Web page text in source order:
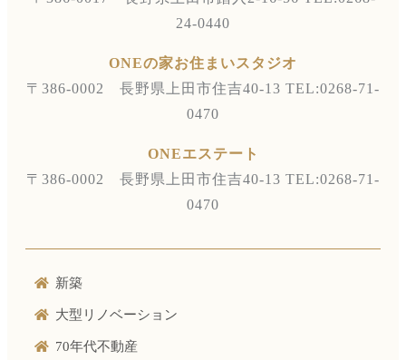
24-0440
ONEの家お住まいスタジオ
〒386-0002 長野県上田市住吉40-13 TEL:0268-71-
0470
ONEエステート
〒386-0002 長野県上田市住吉40-13 TEL:0268-71-
0470
新築
大型リノベーション
70年代不動産